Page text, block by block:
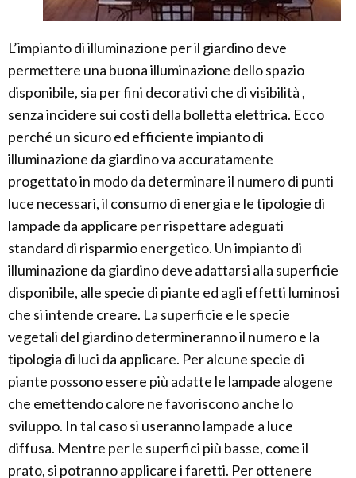
L’impianto di illuminazione per il giardino deve
permettere una buona illuminazione dello spazio
disponibile, sia per fini decorativi che di visibilità ,
senza incidere sui costi della bolletta elettrica. Ecco
perché un sicuro ed efficiente impianto di
illuminazione da giardino va accuratamente
progettato in modo da determinare il numero di punti
luce necessari, il consumo di energia e le tipologie di
lampade da applicare per rispettare adeguati
standard di risparmio energetico. Un impianto di
illuminazione da giardino deve adattarsi alla superficie
disponibile, alle specie di piante ed agli effetti luminosi
che si intende creare. La superficie e le specie
vegetali del giardino determineranno il numero e la
tipologia di luci da applicare. Per alcune specie di
piante possono essere più adatte le lampade alogene
che emettendo calore ne favoriscono anche lo
sviluppo. In tal caso si useranno lampade a luce
diffusa. Mentre per le superfici più basse, come il
prato, si potranno applicare i faretti. Per ottenere